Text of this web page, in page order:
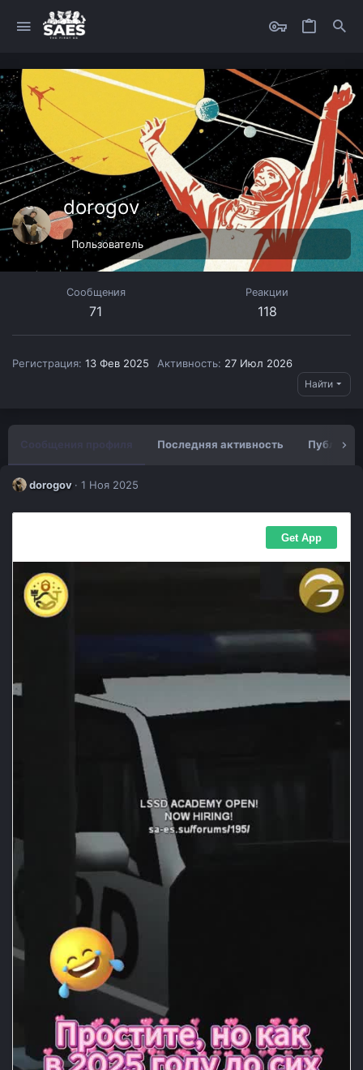
dorogov
Пользователь
Сообщения
71
Реакции
118
Регистрация 13 Фев 2025 Активность 27 Июл 2026
Найти
Последняя активность
dorogov 1 Ноя 2025